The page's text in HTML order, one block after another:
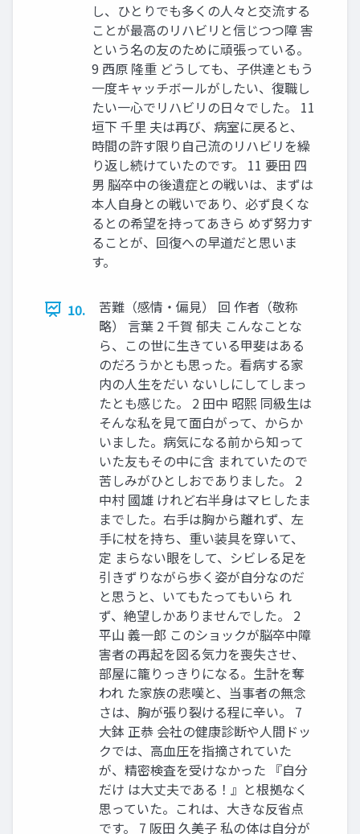
し、ひとりでも多くの人々と交流する
ことが最高のリハビリと信じつつ障 害
という名の友のために頑張っている。
9 西原 隆重 どうしても、子供達ともう
一度キャッチボールがしたい、復職し
たい一心でリハビリの日々でした。 11
垣下 千里 夫は再び、病室に戻ると、
時間の許す限り自己流のリハビリを繰
り返し続けていたのです。 11 要田 四
男 脳卒中の後遺症との戦いは、まずは
本人自身との戦いであり、必ず良くな
るとの希望を持ってあきら めず努力す
ることが、回復への早道だと思いま
す。
10.
苦難（感情・偏見） 回 作者（敬称
略） 言葉 2 千賀 郁夫 こんなことな
ら、この世に生きている甲斐はある
のだろうかとも思った。看病する家
内の人生をだい ないしにしてしまっ
たとも感じた。 2 田中 昭熙 同級生は
そんな私を見て面白がって、からか
いました。病気になる前から知って
いた友もその中に含 まれていたので
苦しみがひとしおでありました。 2
中村 國雄 けれど右半身はマヒしたま
までした。右手は胸から離れず、左
手に杖を持ち、重い装具を穿いて、
定 まらない眼をして、シビレる足を
引きずりながら歩く姿が自分なのだ
と思うと、いてもたってもいら れ
ず、絶望しかありませんでした。 2
平山 義一郎 このショックが脳卒中障
害者の再起を図る気力を喪失させ、
部屋に籠りっきりになる。生計を奪
われ た家族の悲嘆と、当事者の無念
さは、胸が張り裂ける程に辛い。 7
大鉢 正恭 会社の健康診断や人間ドッ
クでは、高血圧を指摘されていた
が、精密検査を受けなかった 『自分
だけ は大丈夫である！』と根拠なく
思っていた。これは、大きな反省点
です。 7 阪田 久美子 私の体は自分が